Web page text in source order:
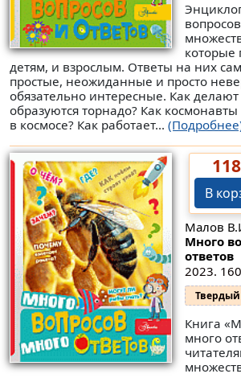
которые
детям, и взрослым. Ответы на них
простые, неожиданные и просто
обязательно интересные. Как
образуются торнадо? Как
в космосе? Как работает...
В
Малов
Много
ответов
2023.
Книга
много